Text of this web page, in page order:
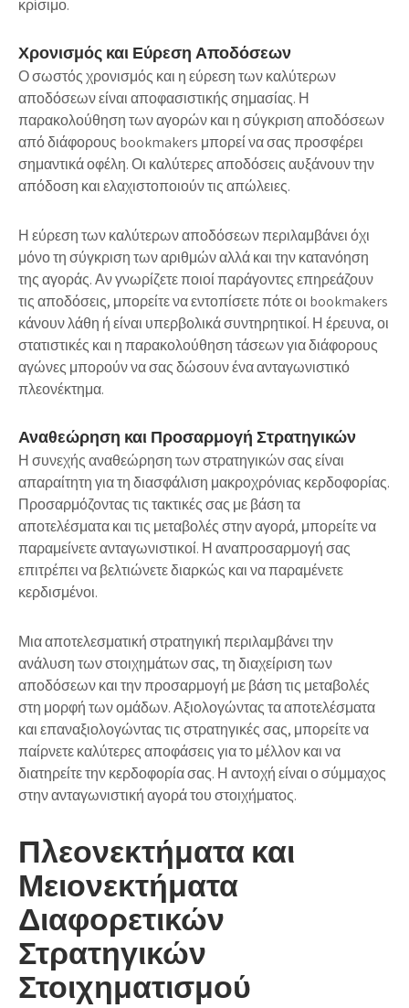
κρίσιμο.
Χρονισμός και Εύρεση Αποδόσεων
Ο σωστός χρονισμός και η εύρεση των καλύτερων
αποδόσεων είναι αποφασιστικής σημασίας. Η
παρακολούθηση των αγορών και η σύγκριση αποδόσεων
από διάφορους bookmakers μπορεί να σας προσφέρει
σημαντικά οφέλη. Οι καλύτερες αποδόσεις αυξάνουν την
απόδοση και ελαχιστοποιούν τις απώλειες.
Η εύρεση των καλύτερων αποδόσεων περιλαμβάνει όχι
μόνο τη σύγκριση των αριθμών αλλά και την κατανόηση
της αγοράς. Αν γνωρίζετε ποιοί παράγοντες επηρεάζουν
τις αποδόσεις, μπορείτε να εντοπίσετε πότε οι bookmakers
κάνουν λάθη ή είναι υπερβολικά συντηρητικοί. Η έρευνα, οι
στατιστικές και η παρακολούθηση τάσεων για διάφορους
αγώνες μπορούν να σας δώσουν ένα ανταγωνιστικό
πλεονέκτημα.
Αναθεώρηση και Προσαρμογή Στρατηγικών
Η συνεχής αναθεώρηση των στρατηγικών σας είναι
απαραίτητη για τη διασφάλιση μακροχρόνιας κερδοφορίας.
Προσαρμόζοντας τις τακτικές σας με βάση τα
αποτελέσματα και τις μεταβολές στην αγορά, μπορείτε να
παραμείνετε ανταγωνιστικοί. Η αναπροσαρμογή σας
επιτρέπει να βελτιώνετε διαρκώς και να παραμένετε
κερδισμένοι.
Μια αποτελεσματική στρατηγική περιλαμβάνει την
ανάλυση των στοιχημάτων σας, τη διαχείριση των
αποδόσεων και την προσαρμογή με βάση τις μεταβολές
στη μορφή των ομάδων. Αξιολογώντας τα αποτελέσματα
και επαναξιολογώντας τις στρατηγικές σας, μπορείτε να
παίρνετε καλύτερες αποφάσεις για το μέλλον και να
διατηρείτε την κερδοφορία σας. Η αντοχή είναι ο σύμμαχος
στην ανταγωνιστική αγορά του στοιχήματος.
Πλεονεκτήματα και
Μειονεκτήματα
Διαφορετικών
Στρατηγικών
Στοιχηματισμού